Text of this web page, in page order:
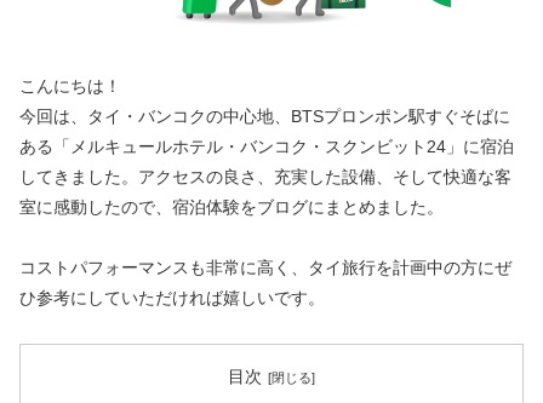
こんにちは！
今回は、タイ・バンコクの中心地、BTSプロンポン駅すぐそばに
ある「メルキュールホテル・バンコク・スクンビット24」に宿泊
してきました。アクセスの良さ、充実した設備、そして快適な客
室に感動したので、宿泊体験をブログにまとめました。
コストパフォーマンスも非常に高く、タイ旅行を計画中の方にぜ
ひ参考にしていただければ嬉しいです。
目次